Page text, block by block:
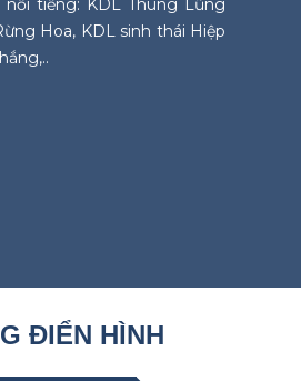
tiếng: KDL Thung Lũng
Hoa, KDL sinh thái Hiệp
ĐIỂN HÌNH